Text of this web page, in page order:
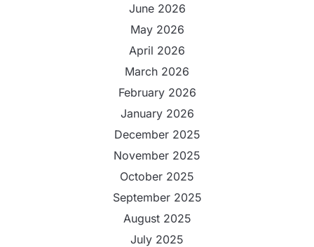
June 2026
May 2026
April 2026
March 2026
February 2026
January 2026
December 2025
November 2025
October 2025
September 2025
August 2025
July 2025